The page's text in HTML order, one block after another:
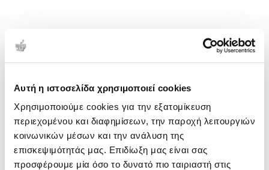
Αυτή η ιστοσελίδα χρησιμοποιεί cookies
Χρησιμοποιούμε cookies για την εξατομίκευση
περιεχομένου και διαφημίσεων, την παροχή λειτουργιών
κοινωνικών μέσων και την ανάλυση της
επισκεψιμότητάς μας. Επιδίωξη μας είναι σας
προσφέρουμε μία όσο το δυνατό πιο ταιριαστή στις